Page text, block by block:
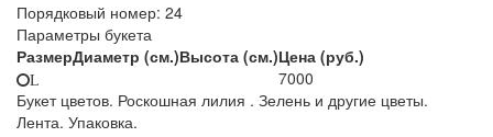
Порядковый номер: 24
Параметры букета
РазмерДиаметр (см.)Высота (см.)Цена (руб.)
L
7000
Букет цветов. Роскошная лилия . Зелень и другие цветы.
Лента. Упаковка.